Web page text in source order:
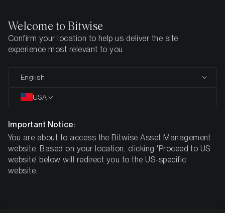
Den här sidan finns ännu inte på svenska. Vi jobbar på det.
Tills vidare är den tillgänglig på engelska.
ESOL
Bitwise
Welcome to Bitwise
Confirm your location to help us deliver the site
experience most relevant to you
English
USA
Important Notice:
You are about to access the Bitwise Asset Management
website. Based on your location, clicking 'Proceed to US
website' below will redirect you to the US-specific
website.